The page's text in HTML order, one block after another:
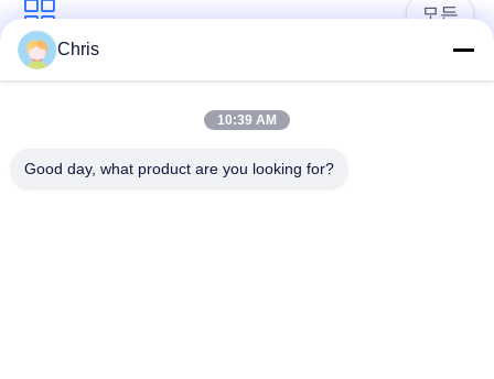
구
하
요
모든
비 부직물 산업용 롤러
패널
산업용 벨트
Chris
10:39 AM
Good day, what product are you looking for?